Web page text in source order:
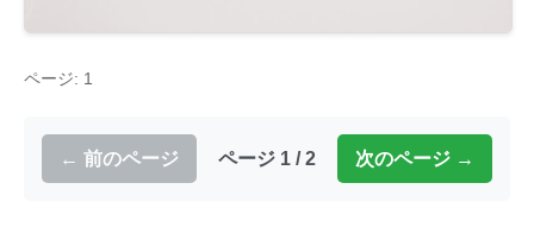
ページ: 1
← 前のページ ページ 1 / 2 次のページ →